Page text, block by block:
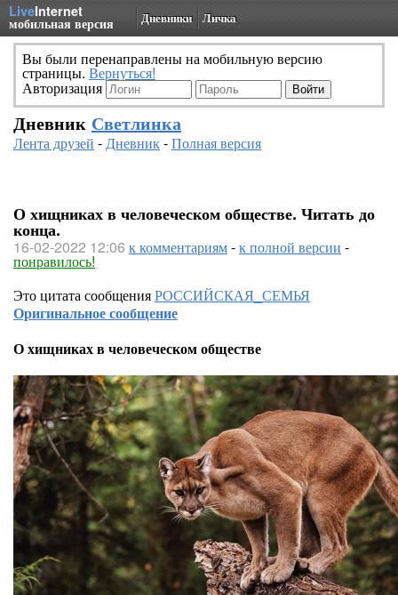
LiveInternet
мобильная версия Дневники Личка
Вы были перенаправлены на мобильную версию
страницы. Вернуться!
Авторизация
Дневник Светлинка
Лента друзей -Дневник-Полная версия
О хищниках в человеческом обществе. Читать до
конца.
16-02-2022 12:06 к комментариям-к полной версии -
понравилось!
Это цитата сообщенияРОССИЙСКАЯ_СЕМЬЯ
Оригинальное сообщение
О хищниках в человеческом обществе